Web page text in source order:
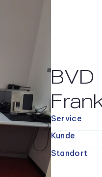
BVD
Service
Kunde
Standort